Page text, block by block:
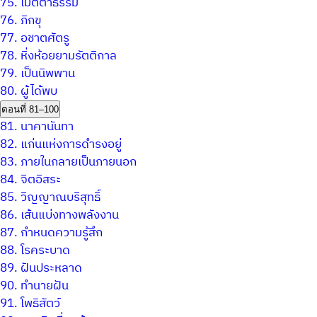
76. ภิกขุ
77. อชาตศัตรู
78. หิ่งห้อยยามรัตติกาล
79. เป็นนิพพาน
80. ผู้ได้พบ
ตอนที่ 81–100
81. นาคานันทา
82. แก่นแห่งการดำรงอยู่
83. ภายในกลายเป็นภายนอก
84.จิตอิสระ
85.วิญญาณบริสุทธิ์
86. เส้นแบ่งทางพลังงาน
87. กำหนดความรู้สึก
88.โรคระบาด
89. ฝันประหลาด
90. ทำนายฝัน
91.โพธิสัตว์